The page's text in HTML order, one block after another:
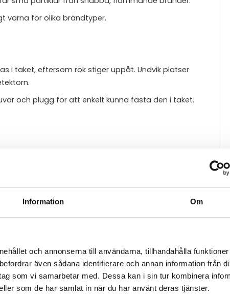
Information Om
och annonserna till användarna, tillhandahålla
även sådana identifierare och annan information från
som vi samarbetar med. Dessa kan i sin tur kombinera
som de har samlat in när du har använt deras tjänster.
varna för olika brändtyper.
i taket, eftersom rök stiger uppåt. Undvik platser
och plugg för att enkelt kunna fästa den i taket.
av spisen eller en braskamin. Denna typ av
eftersom damm kan ackumuleras och
åtminstone en gång i månaden. Många
den fungerar.
signalerar att batteriet är lågt. Se även till att hålla
och rengöring med en mjuk borste